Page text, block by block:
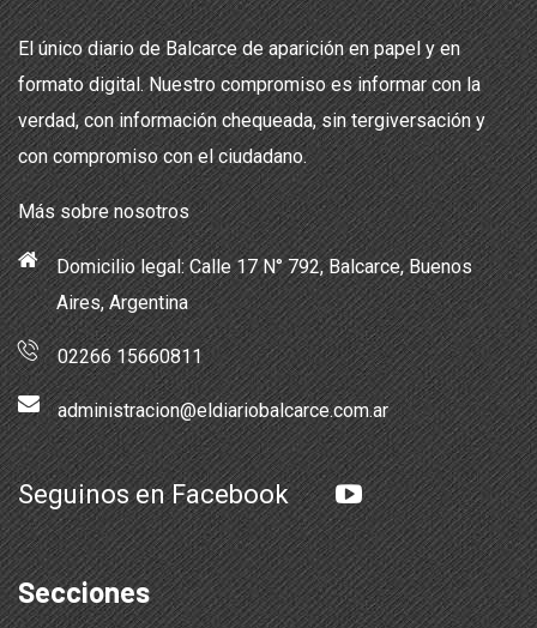
El único diario de Balcarce de aparición en papel y en
formato digital. Nuestro compromiso es informar con la
verdad, con información chequeada, sin tergiversación y
con compromiso con el ciudadano.
Más sobre nosotros
Domicilio legal: Calle 17 N° 792, Balcarce, Buenos
Aires, Argentina
02266 15660811
administracion@eldiariobalcarce.com.ar
Seguinos en Facebook
Secciones